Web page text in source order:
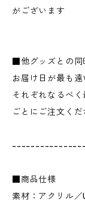
がございます
■他グッズとの同
お届け日が最も
それぞれなるべ
ごとにご注文くだ
■商品仕様
素材：アクリル